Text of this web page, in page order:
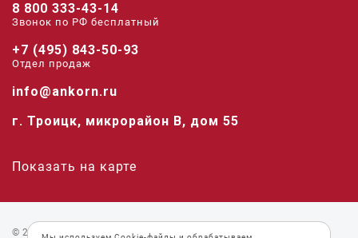
8 800 333-43-14
Звонок по РФ беcплатный
+7 (495) 843-50-93
Отдел продаж
info@ankorn.ru
г. Троицк, микрорайон В, дом 55
Показать на карте
© 2026 «Анкорн».